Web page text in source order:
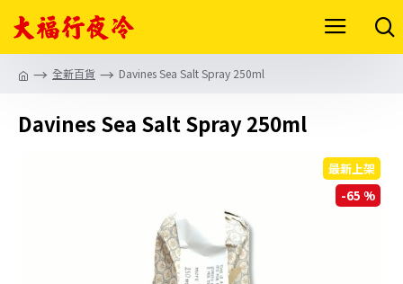
全新百貨 Davines Sea Salt Spray 250ml
Davines Sea Salt Spray 250ml
最新上架
-65 %